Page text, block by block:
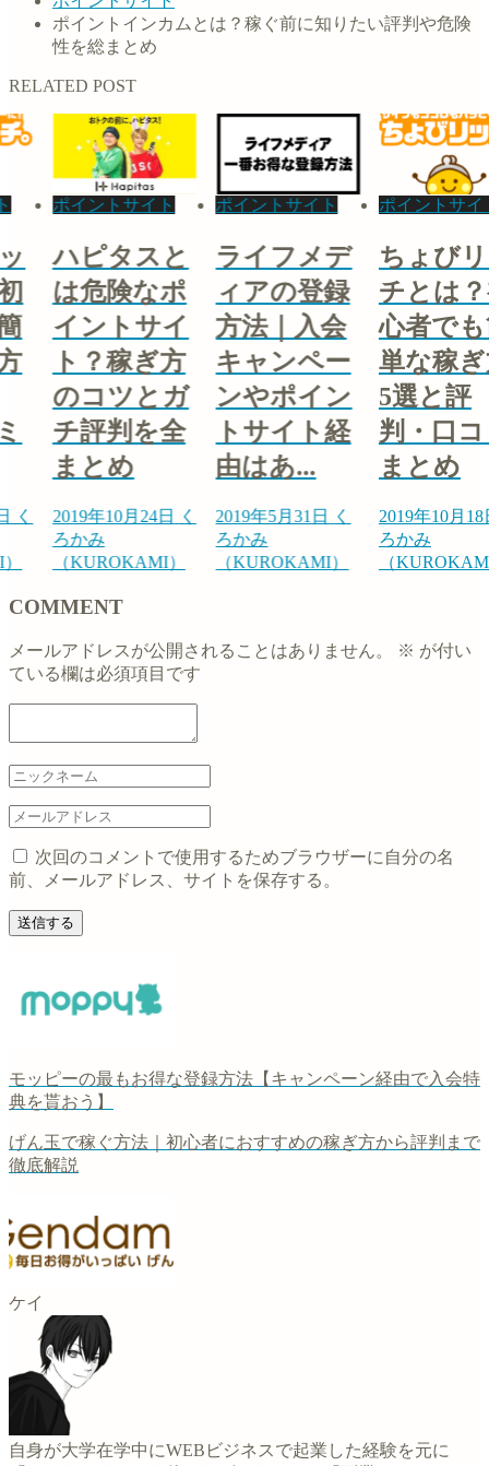
ポイントインカムとは？稼ぐ前に知りたい評判や危険
性を総まとめ
RELATED POST
く
ポイントサイト
ハピタスと
は危険なポ
イントサイ
ト？稼ぎ方
のコツとガ
チ評判を全
まとめ
2019年10月24日
く
ろかみ
（KUROKAMI）
ポイントサイト
ライフメデ
ィアの登録
方法｜入会
キャンペー
ンやポイン
トサイト経
由はあ...
2019年5月31日
く
ろかみ
（KUROKAMI）
ポイントサイ
ちょび
チとは
心者で
単な稼
5選と評
判・口
まとめ
2019年10月18
ろかみ
（
COMMENT
メールアドレスが公開されることはありません。 ※ が付い
ている欄は必須項目です
次回のコメントで使用するためブラウザーに自分の名
前、メールアドレス、サイトを保存する。
モッピーの最もお得な登録方法【キャンペーン経由で入会特
典を貰おう】
げん玉で稼ぐ方法｜初心者におすすめの稼ぎ方から評判まで
徹底解説
ケイ
自身が大学在学中にWEBビジネスで起業した経験を元に